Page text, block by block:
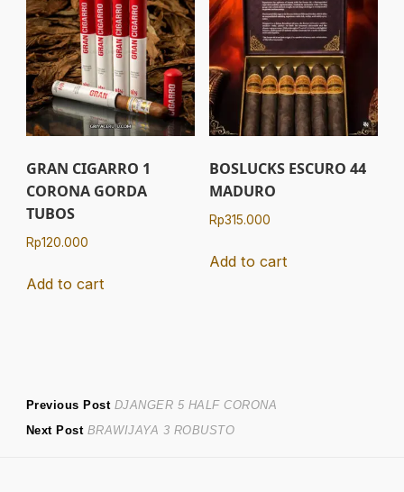
GRAN CIGARRO 1
CORONA GORDA
TUBOS
Rp120.000
Add to cart
BOSLUCKS ESCURO 44
MADURO
Rp315.000
Add to cart
Post
Previous Post Previous
post:
DJANGER 5 HALF CORONA
Next Post Next
BRAWIJAYA 3 ROBUSTO